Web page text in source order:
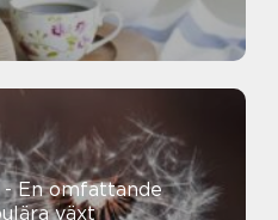
En omfattande
växt